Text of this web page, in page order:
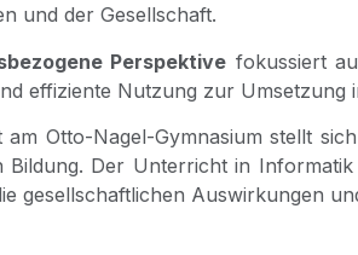
und der Gesellschaft.
Per­spek­ti­ve fokus­siert
effi­zi­en­te Nut­zung zur Umset­zung
am Otto-Nagel-Gym­na­si­um stellt
Bil­dung. Der Unter­richt in
gesell­schaft­li­chen Aus­wir­kun­gen